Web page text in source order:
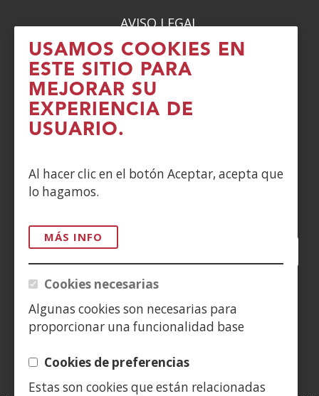
USAMOS COOKIES EN
ESTE SITIO PARA
MEJORAR SU
EXPERIENCIA DE
USUARIO.
Al hacer clic en el botón Aceptar, acepta que
lo hagamos.
MÁS INFO
Cookies necesarias
Algunas cookies son necesarias para
proporcionar una funcionalidad base
Cookies de preferencias
Estas son cookies que están relacionadas
AVISO LEGAL
PRIVACIDAD
POLÍTICA DE COOKIES
Facebook
(Abre
en
nueva
ventana)
Twitter
(Abre
en
nueva
ventana)
LinkedIn
(Abre
en
nueva
ventana)
YouTube
(Abre
en
nueva
ventana)
en
ventana)
en
ventana)
en
en